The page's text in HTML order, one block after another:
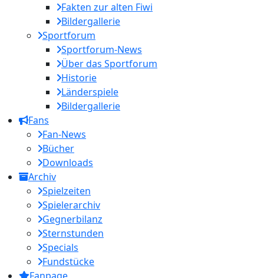
Fakten zur alten Fiwi
Bildergallerie
Sportforum
Sportforum-News
Über das Sportforum
Historie
Länderspiele
Bildergallerie
Fans
Fan-News
Bücher
Downloads
Archiv
Spielzeiten
Spielerarchiv
Gegnerbilanz
Sternstunden
Specials
Fundstücke